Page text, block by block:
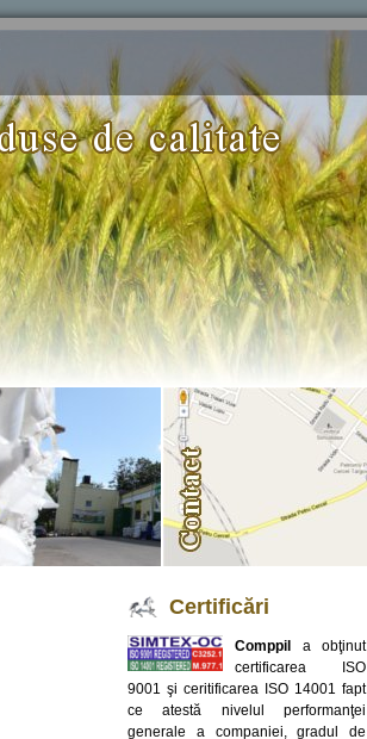
Certificări
Comppil a obţinut
certificarea ISO
9001 şi ceritificarea ISO 14001 fapt
ce atestă nivelul performanţei
generale a companiei, gradul de